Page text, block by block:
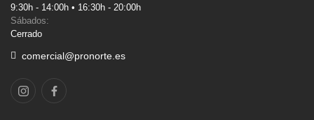
9:30h - 14:00h • 16:30h - 20:00h
Sábados:
Cerrado
comercial@pronorte.es